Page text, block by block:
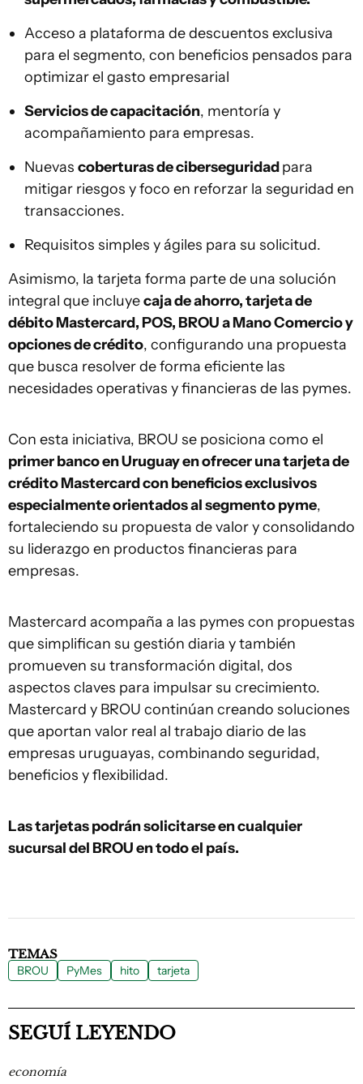
Acceso a plataforma de descuentos exclusiva
para el segmento, con beneficios pensados para
optimizar el gasto empresarial
Servicios de capacitación, mentoría y
acompañamiento para empresas.
Nuevas coberturas de ciberseguridadpara
mitigar riesgos y foco en reforzar la seguridad en
transacciones.
Requisitos simples y ágiles para su solicitud.
Asimismo, la tarjeta forma parte de una solución
integral que incluyecaja de ahorro, tarjeta de
débito Mastercard, POS, BROU a Mano Comercio y
opciones de crédito, configurando una propuesta
que busca resolver de forma eficiente las
necesidades operativas y financieras de las pymes.
Con esta iniciativa, BROU se posiciona como el
primer banco en Uruguay en ofrecer una tarjeta de
crédito Mastercard con beneficios exclusivos
especialmente orientados al segmento pyme,
fortaleciendo su propuesta de valor y consolidando
su liderazgo en productos financieras para
empresas.
Mastercard acompaña a las pymes con propuestas
que simplifican su gestión diaria y también
promueven su transformación digital, dos
aspectos claves para impulsar su crecimiento.
Mastercard y BROU continúan creando soluciones
que aportan valor real al trabajo diario de las
empresas uruguayas, combinando seguridad,
beneficios y flexibilidad.
Las tarjetas podrán solicitarse en cualquier
sucursal del BROU en todo el país.
TEMAS
BROU PyMes hito tarjeta
SEGUÍ LEYENDO
economía